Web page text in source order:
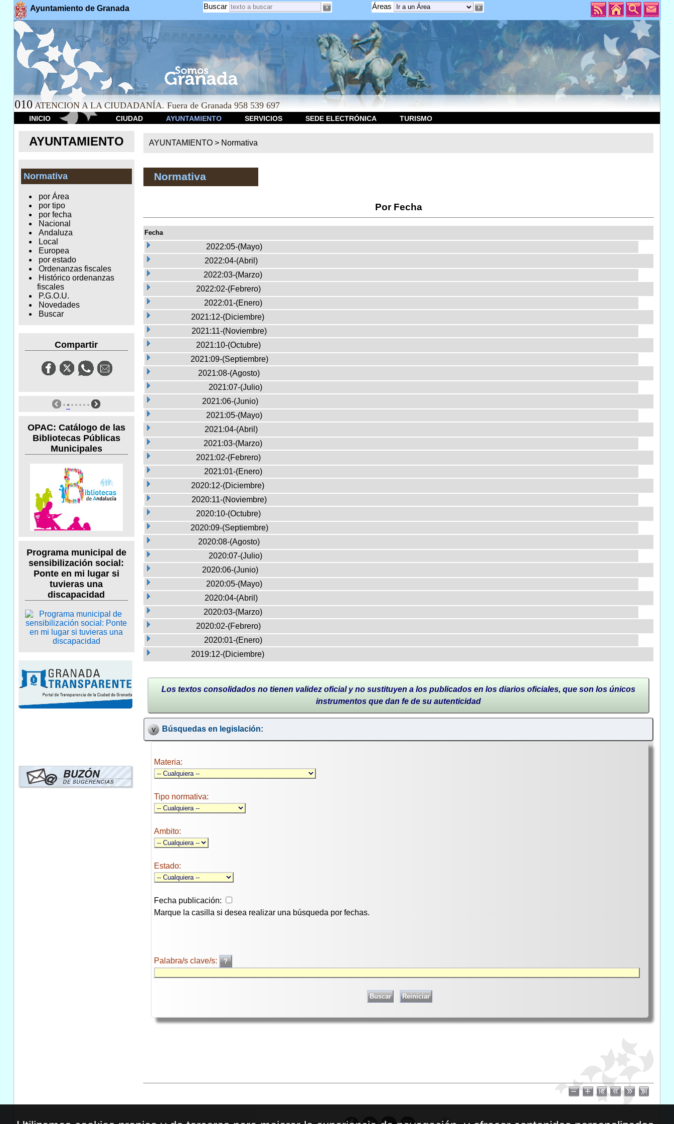
Ayuntamiento de Granada Áreas
Buscar
010 ATENCION A LA CIUDADANÍA. Fuera de Granada 958 539 697
INICIO CIUDAD AYUNTAMIENTO SERVICIOS SEDE ELECTRÓNICA TURISMO
AYUNTAMIENTO
Normativa
por Área
por tipo
por fecha
Nacional
Andaluza
Local
Europea
por estado
Ordenanzas fiscales
Histórico ordenanzas
fiscales
P.G.O.U.
Novedades
Buscar
Compartir
OPAC: Catálogo de las
Bibliotecas Públicas
Municipales
Programa municipal de
sensibilización social:
Ponte en mi lugar si
tuvieras una
discapacidad
AYUNTAMIENTO > Normativa
Normativa
Por Fecha
Fecha
2022:05-(Mayo)
2022:04-(Abril)
2022:03-(Marzo)
2022:02-(Febrero)
2022:01-(Enero)
2021:12-(Diciembre)
2021:11-(Noviembre)
2021:10-(Octubre)
2021:09-(Septiembre)
2021:08-(Agosto)
2021:07-(Julio)
2021:06-(Junio)
2021:05-(Mayo)
2021:04-(Abril)
2021:03-(Marzo)
2021:02-(Febrero)
2021:01-(Enero)
2020:12-(Diciembre)
2020:11-(Noviembre)
2020:10-(Octubre)
2020:09-(Septiembre)
2020:08-(Agosto)
2020:07-(Julio)
2020:06-(Junio)
2020:05-(Mayo)
2020:04-(Abril)
2020:03-(Marzo)
2020:02-(Febrero)
2020:01-(Enero)
2019:12-(Diciembre)
Los textos consolidados no tienen validez oficial y no sustituyen a los publicados en los diarios oficiales, que son los únicos
instrumentos que dan fe de su autenticidad
Búsquedas en legislación:
Materia:
Tipo normativa:
Ambito:
Estado:
Fecha publicación:
Marque la casilla si desea realizar una búsqueda por fechas.
Palabra/s clave/s: